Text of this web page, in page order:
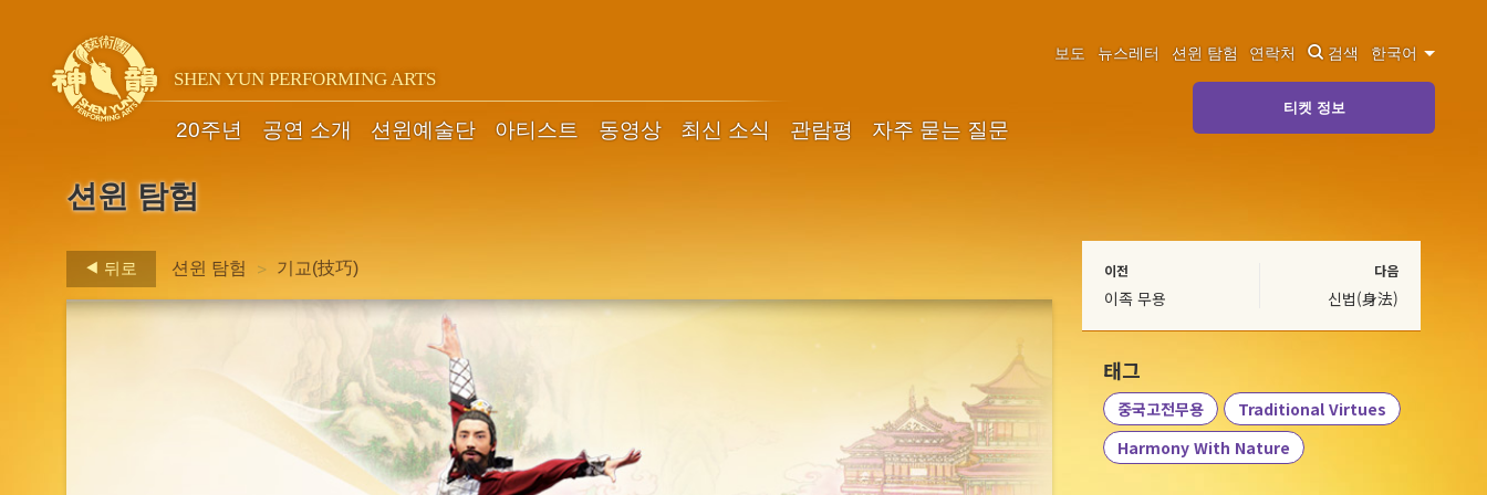
SHEN YUN PERFORMING ARTS
20주년 공연 소개 션윈예술단 아티스트 동영상 최신 소식 관람평 자주 묻는 질문
보도 뉴스레터 션윈 탐험 연락처 검색 한국어
티켓 정보
션윈 탐험
뒤로 션윈 탐험 > 기교(技巧) 이전
이족 무용
다음
신법(身法)
태그
중국고전무용
Traditional Virtues
Harmony With Nature